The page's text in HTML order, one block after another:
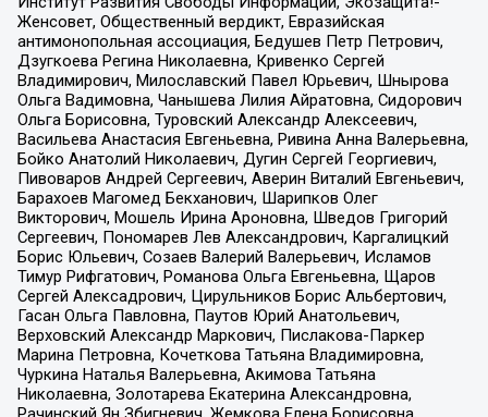
Женсовет, Общественный вердикт, Евразийская
антимонопольная ассоциация, Бедушев Петр Петрович,
Дзугкоева Регина Николаевна, Кривенко Сергей
Владимирович, Милославский Павел Юрьевич, Шнырова
Ольга Вадимовна, Чанышева Лилия Айратовна, Сидорович
Ольга Борисовна, Туровский Александр Алексеевич,
Васильева Анастасия Евгеньевна, Ривина Анна Валерьевна,
Бойко Анатолий Николаевич, Дугин Сергей Георгиевич,
Пивоваров Андрей Сергеевич, Аверин Виталий Евгеньевич,
Барахоев Магомед Бекханович, Шарипков Олег
Викторович, Мошель Ирина Ароновна, Шведов Григорий
Сергеевич, Пономарев Лев Александрович, Каргалицкий
Борис Юльевич, Созаев Валерий Валерьевич, Исламов
Тимур Рифгатович, Романова Ольга Евгеньевна, Щаров
Сергей Алексадрович, Цирульников Борис Альбертович,
Гасан Ольга Павловна, Паутов Юрий Анатольевич,
Верховский Александр Маркович, Пислакова-Паркер
Марина Петровна, Кочеткова Татьяна Владимировна,
Чуркина Наталья Валерьевна, Акимова Татьяна
Николаевна, Золотарева Екатерина Александровна,